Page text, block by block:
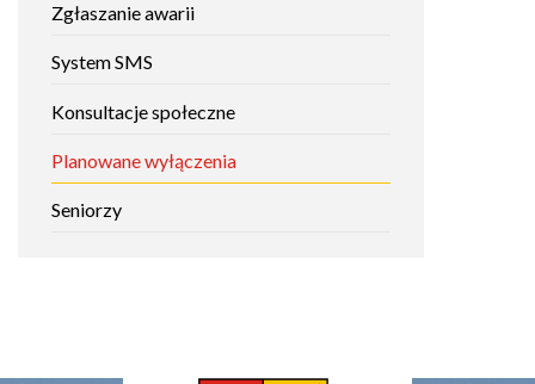
Zgłaszanie awarii
System SMS
Konsultacje społeczne
Planowane wyłączenia
Seniorzy